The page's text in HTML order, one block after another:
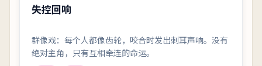
失控回响
群像戏：每个人都像齿轮，咬合时发出刺耳声响。没有
绝对主角，只有互相牵连的命运。